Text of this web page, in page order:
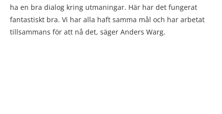
ha en bra dialog kring utmaningar. Här har det fungerat
fantastiskt bra. Vi har alla haft samma mål och har arbetat
tillsammans för att nå det, säger Anders Warg.